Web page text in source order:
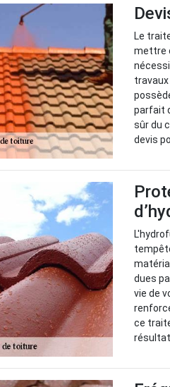
Le
mettre
parfait
sûr du
devis
dues
vie de
ce